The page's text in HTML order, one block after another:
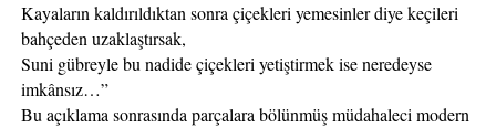
Kayaların kaldırıldıktan sonra çiçekleri yemesinler diye keçileri
bahçeden uzaklaştırsak,
Suni gübreyle bu nadide çiçekleri yetiştirmek ise neredeyse
imkânsız…”
Bu açıklama sonrasında parçalara bölünmüş müdahaleci modern